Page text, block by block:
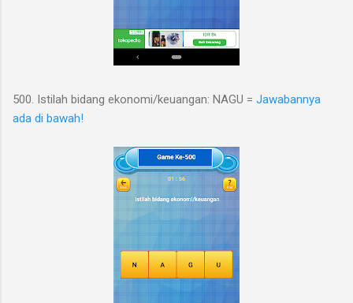
500. Istilah bidang ekonomi/keuangan: NAGU = Jawabannya
ada di bawah!